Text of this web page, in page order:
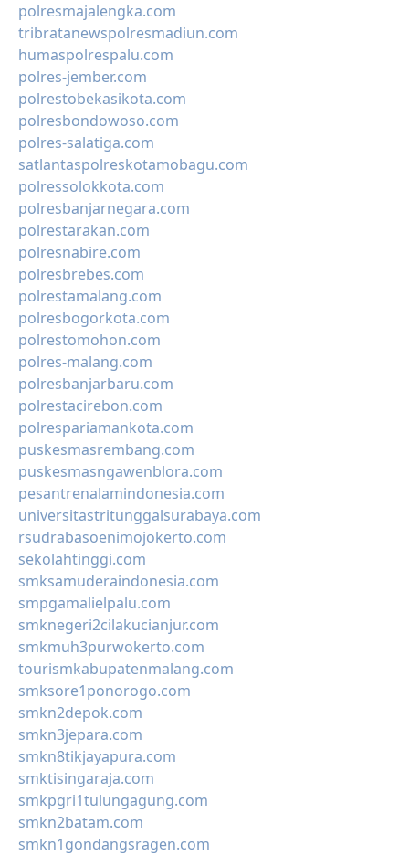
polresmajalengka.com
tribratanewspolresmadiun.com
humaspolrespalu.com
polres-jember.com
polrestobekasikota.com
polresbondowoso.com
polres-salatiga.com
satlantaspolreskotamobagu.com
polressolokkota.com
polresbanjarnegara.com
polrestarakan.com
polresnabire.com
polresbrebes.com
polrestamalang.com
polresbogorkota.com
polrestomohon.com
polres-malang.com
polresbanjarbaru.com
polrestacirebon.com
polrespariamankota.com
puskesmasrembang.com
puskesmasngawenblora.com
pesantrenalamindonesia.com
universitastritunggalsurabaya.com
rsudrabasoenimojokerto.com
sekolahtinggi.com
smksamuderaindonesia.com
smpgamalielpalu.com
smknegeri2cilakucianjur.com
smkmuh3purwokerto.com
tourismkabupatenmalang.com
smksore1ponorogo.com
smkn2depok.com
smkn3jepara.com
smkn8tikjayapura.com
smktisingaraja.com
smkpgri1tulungagung.com
smkn2batam.com
smkn1gondangsragen.com